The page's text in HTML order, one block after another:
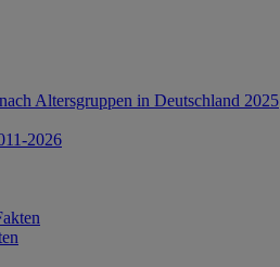
Altersgruppen in Deutschland 2025
2026